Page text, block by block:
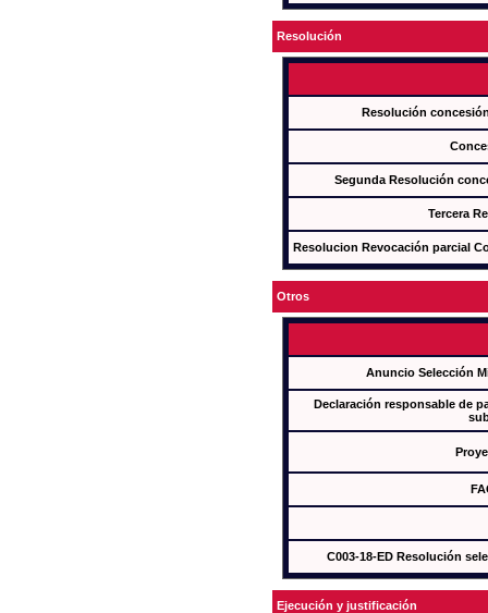
Resolución
Resolución
Segunda Resolución
Tercera
Resolucion Revocación parcial
Otros
Anuncio Selección
Declaración responsable de
C003-18-ED Resolución
Ejecución y justificación